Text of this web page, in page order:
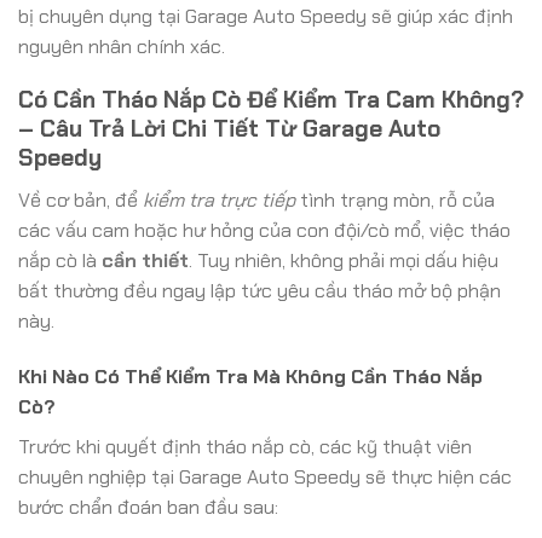
bị chuyên dụng tại Garage Auto Speedy sẽ giúp xác định
nguyên nhân chính xác.
Có Cần Tháo Nắp Cò Để Kiểm Tra Cam Không?
– Câu Trả Lời Chi Tiết Từ Garage Auto
Speedy
Về cơ bản, để kiểm tra trực tiếptình trạng mòn, rỗ của
các vấu cam hoặc hư hỏng của con đội/cò mổ, việc tháo
nắp cò là cần thiết. Tuy nhiên, không phải mọi dấu hiệu
bất thường đều ngay lập tức yêu cầu tháo mở bộ phận
này.
Khi Nào Có Thể Kiểm Tra Mà Không Cần Tháo Nắp
Cò?
Trước khi quyết định tháo nắp cò, các kỹ thuật viên
chuyên nghiệp tại Garage Auto Speedy sẽ thực hiện các
bước chẩn đoán ban đầu sau: